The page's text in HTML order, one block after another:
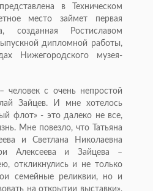
в Техническом
место займет первая
созданная Ростиславом
дипломной работы,
Нижегородского музея-
человек с очень непростой
Зайцев. И мне хотелось
флот» - это далеко не все,
Мне повезло, что Татьяна
и Светлана Николаевна
Алексеева и Зайцева –
откликнулись и не только
семейные реликвии, но и